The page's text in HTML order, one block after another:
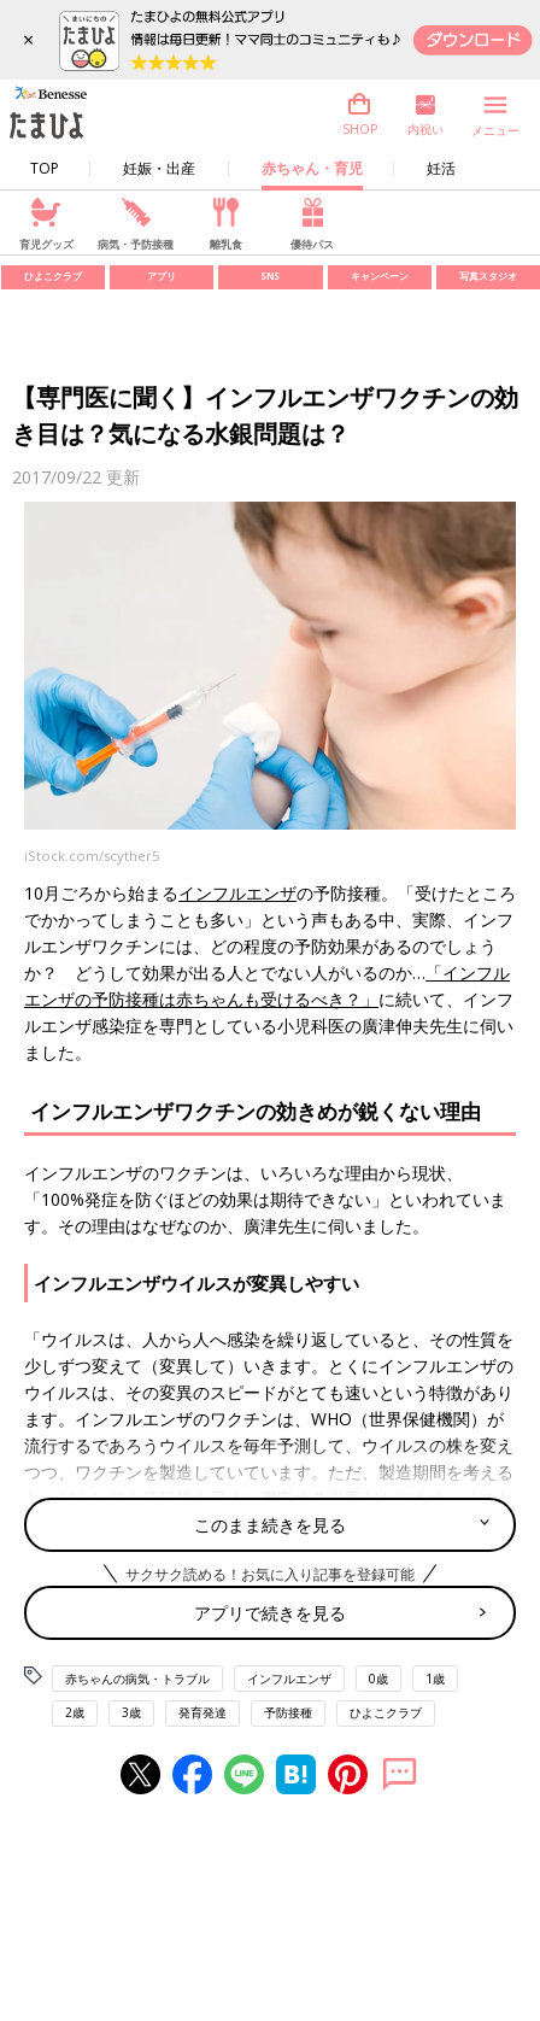
×
TOP 妊娠・出産 赤ちゃん・育児 妊活
SHOP 内祝い メニュー
育児グッズ 病気・予防接種 離乳食 優待パス
ひよこクラブ アプリ SNS キャンペーン 写真スタジオ
【専門医に聞く】インフルエンザワクチンの効
き目は？気になる水銀問題は？
2017/09/22 更新
iStock.com/scyther5
10月ごろから始まるインフルエンザの予防接種。「受けたところ
でかかってしまうことも多い」という声もある中、実際、インフ
ルエンザワクチンには、どの程度の予防効果があるのでしょう
か？ どうして効果が出る人とでない人がいるのか… 「インフル
エンザの予防接種は赤ちゃんも受けるべき？」 に続いて、インフ
ルエンザ感染症を専門としている小児科医の廣津伸夫先生に伺い
ました。
インフルエンザワクチンの効きめが鋭くない理由
インフルエンザのワクチンは、いろいろな理由から現状、
「100%発症を防ぐほどの効果は期待できない」といわれていま
す。その理由はなぜなのか、廣津先生に伺いました。
インフルエンザウイルスが変異しやすい
「ウイルスは、人から人へ感染を繰り返していると、その性質を
少しずつ変えて（変異して）いきます。とくにインフルエンザの
ウイルスは、その変異のスピードがとても速いという特徴があり
ます。インフルエンザのワクチンは、WHO（世界保健機関）が
流行するであろうウイルスを毎年予測して、ウイルスの株を変え
つつ、ワクチンを製造していています。ただ、製造期間を考える
と、どうしても流行株を早めに選定する必要があります。そのた
め、使用したワクチンの株からウイルスが変異してしまい、ワク
チンの効果が弱まってしまう可能性が出てきます」
製造途中にウイルスが変異
「インフルエンザワクチンは、感染した人の鼻水などから分離し
たウイルスを、ニワトリの受精卵を使って増殖し、回収したもの
を処理して製造します。インフルエンザウイルスは、受精卵内で
株が一致していても、ワクチンになったときに変異していて効果
が弱まっているということもあるのです」
このまま続きを見る
サクサク読める！お気に入り記事を登録可能
アプリで続きを見る
赤ちゃんの病気・トラブル インフルエンザ 0歳 1歳
2歳 3歳 発育発達 予防接種 ひよこクラブ